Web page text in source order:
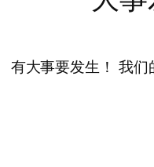
有大事要发生！ 我